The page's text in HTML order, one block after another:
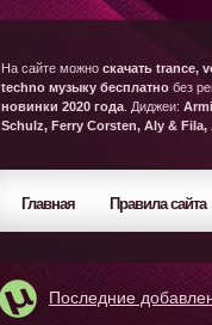
На сайте можно скачать trance,
techno музыку бесплатно без
новинки 2020 года . Диджеи:
Schulz, Ferry Corsten, Aly & Fila,
Главная Правила сайта
Последние